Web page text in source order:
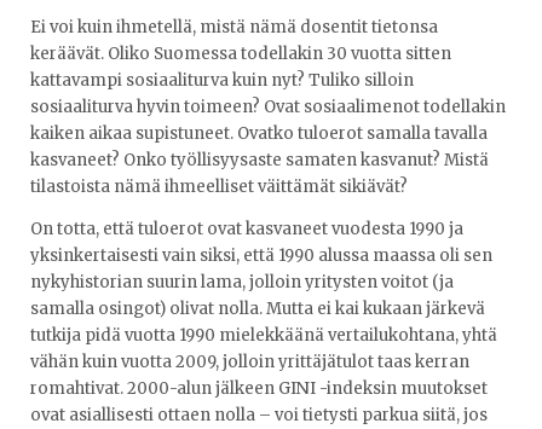
Ei voi kuin ihmetellä, mistä nämä dosentit tietonsa
keräävät. Oliko Suomessa todellakin 30 vuotta sitten
kattavampi sosiaaliturva kuin nyt? Tuliko silloin
sosiaaliturva hyvin toimeen? Ovat sosiaalimenot todellakin
kaiken aikaa supistuneet. Ovatko tuloerot samalla tavalla
kasvaneet? Onko työllisyysaste samaten kasvanut? Mistä
tilastoista nämä ihmeelliset väittämät sikiävät?
On totta, että tuloerot ovat kasvaneet vuodesta 1990 ja
yksinkertaisesti vain siksi, että 1990 alussa maassa oli sen
nykyhistorian suurin lama, jolloin yritysten voitot (ja
samalla osingot) olivat nolla. Mutta ei kai kukaan järkevä
tutkija pidä vuotta 1990 mielekkäänä vertailukohtana, yhtä
vähän kuin vuotta 2009, jolloin yrittäjätulot taas kerran
romahtivat. 2000-alun jälkeen GINI -indeksin muutokset
ovat asiallisesti ottaen nolla – voi tietysti parkua siitä, jos